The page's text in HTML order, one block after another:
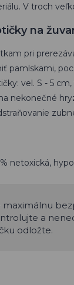
V troch
na
pri
pamlskami,
vel. S - 5
nekonečné
netoxická,
maximálnu
a
odložte.